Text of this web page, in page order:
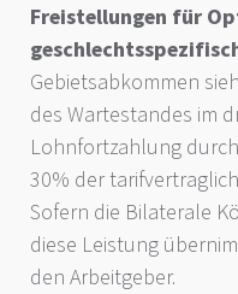
Freistellungen für
Gebietsabkommen
des Wartestandes im
Lohnfortzahlung
30% der
Sofern die Bilaterale
diese Leistung
den Arbeitgeber.